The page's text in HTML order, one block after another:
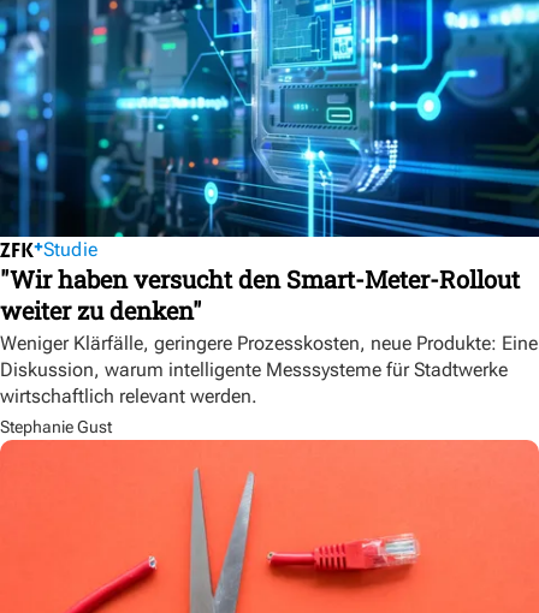
Studie
"Wir haben versucht den Smart-Meter-Rollout
weiter zu denken"
Weniger Klärfälle, geringere Prozesskosten, neue Produkte: Eine
Diskussion, warum intelligente Messsysteme für Stadtwerke
wirtschaftlich relevant werden.
Stephanie Gust